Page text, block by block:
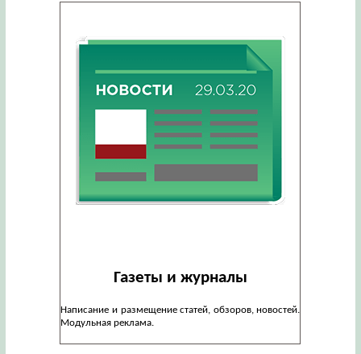
Газеты и журналы
Написание и размещение статей, обзоров, новостей.
Модульная реклама.